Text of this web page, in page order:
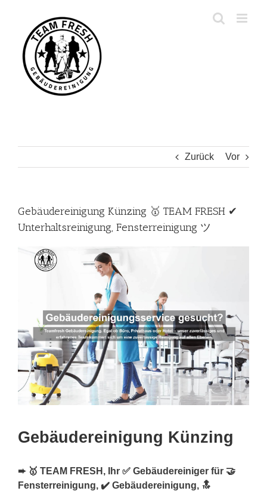
springen
Zurück Vor
Gebäudereinigung Künzing 🥇 TEAM FRESH ✔
Unterhaltsreinigung, Fensterreinigung ツ
Gebäudereinigung Künzing
➨ 🥇 TEAM FRESH, Ihr ✅ Gebäudereiniger für 🤝
Fensterreinigung, ✔️ Gebäudereinigung, 🔝